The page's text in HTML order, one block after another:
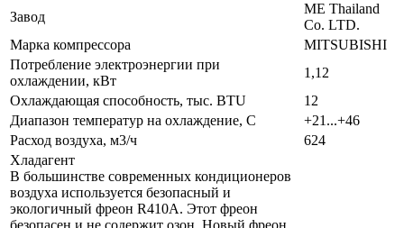
Завод
ME Thailand
Co. LTD.
Марка компрессора
MITSUBISHI
Потребление электроэнергии при
охлаждении, кВт
1,12
Охлаждающая способность, тыс. BTU
12
Диапазон температур на охлаждение, С
+21...+46
Расход воздуха, м3/ч
624
Хладагент
В большинстве современных кондиционеров
воздуха используется безопасный и
экологичный фреон R410A. Этот фреон
безопасен и не содержит озон. Новый фреон